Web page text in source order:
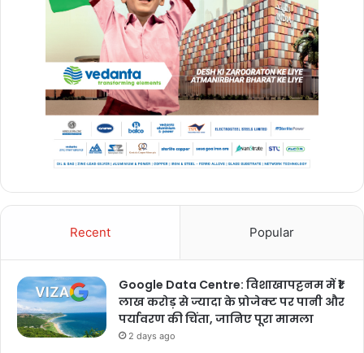
Recent Popular
Google Data Centre: विशाखापट्टनम में ₹1
लाख करोड़ से ज्यादा के प्रोजेक्ट पर पानी और
पर्यावरण की चिंता, जानिए पूरा मामला
2 days ago